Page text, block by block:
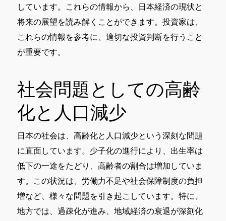
しています。これらの情報から、日本経済の現状と
将来の展望を読み解くことができます。投資家は、
これらの情報を参考に、適切な投資判断を行うこと
が重要です。
社会問題としての高齢
化と人口減少
日本の社会は、高齢化と人口減少という深刻な問題
に直面しています。少子化の進行により、出生率は
低下の一途をたどり、高齢者の割合は増加していま
す。この状況は、労働力不足や社会保障制度の負担
増など、様々な問題を引き起こしています。特に、
地方では、過疎化が進み、地域経済の衰退が深刻化